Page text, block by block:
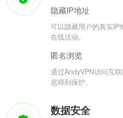
隐藏IP地址
可以隐藏用户的真实IP
在线活动。
匿名浏览
通过AndyVPN访问互
息得到保护。
数据安全